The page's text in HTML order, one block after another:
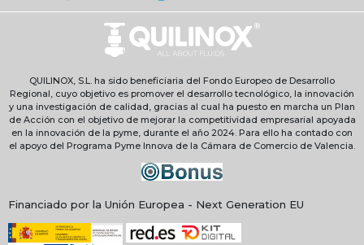
QUILINOX, S.L. ha sido beneficiaria del Fondo Europeo de Desarrollo
Regional, cuyo objetivo es promover el desarrollo tecnológico, la innovación
y una investigación de calidad, gracias al cual ha puesto en marcha un Plan
de Acción con el objetivo de mejorar la competitividad empresarial apoyada
en la innovación de la pyme, durante el año 2024. Para ello ha contado con
el apoyo del Programa Pyme Innova de la Cámara de Comercio de Valencia.
Financiado por la Unión Europea - Next Generation EU